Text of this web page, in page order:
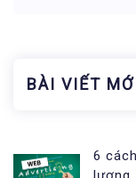
BÀI VIẾT
6